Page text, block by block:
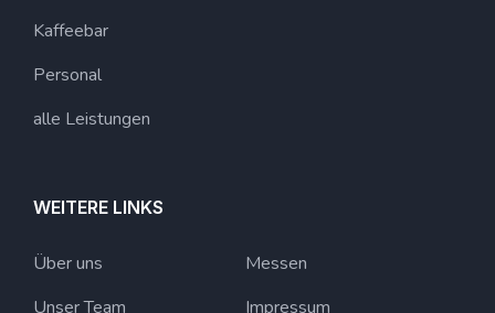
Kaffeebar
Personal
alle Leistungen
WEITERE LINKS
Über uns
Unser Team
Messen
Impressum